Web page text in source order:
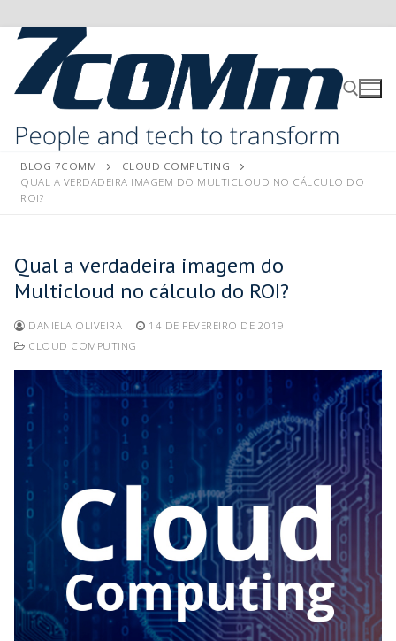
BLOG 7COMM
CLOUD COMPUTING
QUAL A VERDADEIRA IMAGEM DO MULTICLOUD NO CÁLCULO DO
ROI?
Qual a verdadeira imagem do
Multicloud no cálculo do ROI?
DANIELA OLIVEIRA
14 DE FEVEREIRO DE 2019
CLOUD COMPUTING